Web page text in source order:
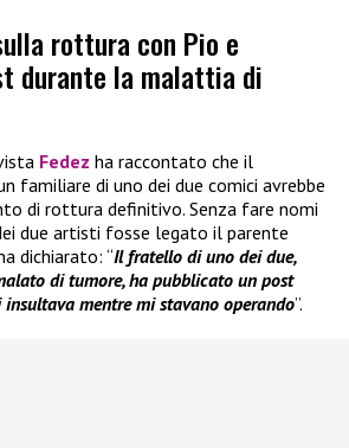
rottura con Pio e
durante la malattia di
Fedez ha raccontato che il
familiare di uno dei due comici avrebbe
di rottura definitivo. Senza fare nomi
due artisti fosse legato il parente
dichiarato: “Il fratello di uno dei due,
di tumore, ha pubblicato un post
mentre mi stavano operando”.